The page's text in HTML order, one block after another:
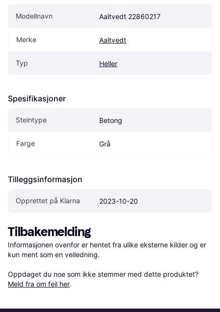
Modellnavn Aaltvedt 22860217
Merke Aaltvedt
Typ Heller
Spesifikasjoner
Steintype Betong
Farge Grå
Tilleggsinformasjon
Opprettet på Klarna 2023-10-20
Tilbakemelding
Informasjonen ovenfor er hentet fra ulike eksterne kilder og er
kun ment som en veiledning.
Oppdaget du noe som ikke stemmer med dette produktet?
Meld fra om feil her.